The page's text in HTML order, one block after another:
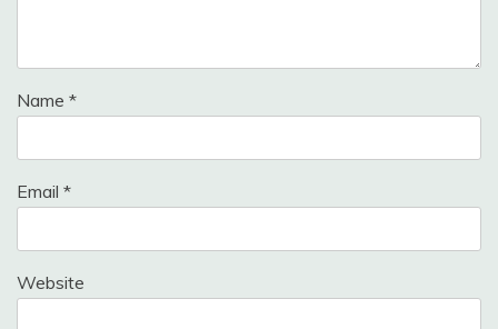
Name *
Email *
Website